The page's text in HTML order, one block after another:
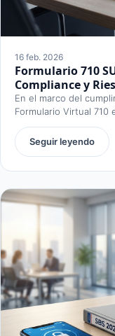
16 feb. 2026
Formulario 710
Compliance y
En el marco del
Formulario Virtual 710
Seguir leyendo